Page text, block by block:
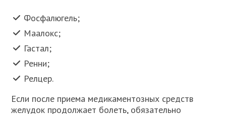
Фосфалюгель;
Маалокс;
Гастал;
Ренни;
Релцер.
Если после приема медикаментозных средств
желудок продолжает болеть, обязательно